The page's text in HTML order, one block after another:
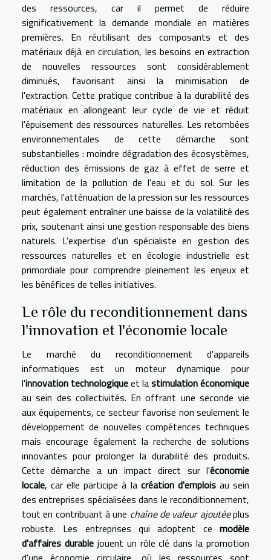
des ressources, car il permet de réduire
significativement la demande mondiale en matières
premières. En réutilisant des composants et des
matériaux déjà en circulation, les besoins en extraction
de nouvelles ressources sont considérablement
diminués, favorisant ainsi la minimisation de
l'extraction. Cette pratique contribue à la durabilité des
matériaux en allongeant leur cycle de vie et réduit
l'épuisement des ressources naturelles. Les retombées
environnementales de cette démarche sont
substantielles : moindre dégradation des écosystèmes,
réduction des émissions de gaz à effet de serre et
limitation de la pollution de l'eau et du sol. Sur les
marchés, l'atténuation de la pression sur les ressources
peut également entraîner une baisse de la volatilité des
prix, soutenant ainsi une gestion responsable des biens
naturels. L'expertise d'un spécialiste en gestion des
ressources naturelles et en écologie industrielle est
primordiale pour comprendre pleinement les enjeux et
les bénéfices de telles initiatives.
Le rôle du reconditionnement dans
l'innovation et l'économie locale
Le marché du reconditionnement d'appareils
informatiques est un moteur dynamique pour
l'innovation technologiqueet lastimulation économique
au sein des collectivités. En offrant une seconde vie
aux équipements, ce secteur favorise non seulement le
développement de nouvelles compétences techniques
mais encourage également la recherche de solutions
innovantes pour prolonger la durabilité des produits.
Cette démarche a un impact direct sur l'économie
locale, car elle participe à la création d'emploisau sein
des entreprises spécialisées dans le reconditionnement,
tout en contribuant à une chaîne de valeur ajoutéeplus
robuste. Les entreprises qui adoptent ce modèle
d'affaires durablejouent un rôle clé dans la promotion